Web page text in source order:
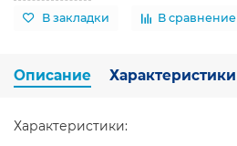
В закладки В сравнение
Описание Характеристики
Характеристики: